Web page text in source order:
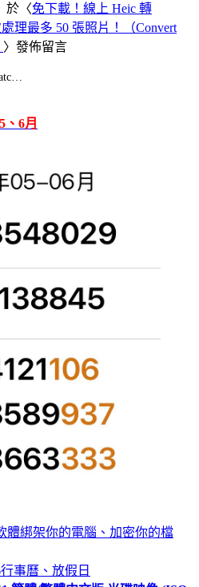
於〈免下載！線上 Heic 轉
理最多 50 張照片！（Convert
〉發佈留言
、6月
體綁架你的電腦、加密你的檔
事曆、放假日